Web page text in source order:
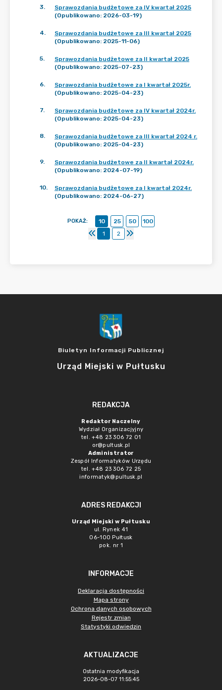
3.
Sprawozdania budżetowe za IV kwartał 2025
(Opublikowano: 2026-03-19)
4.
Sprawozdania budżetowe za III kwartał 2025
(Opublikowano: 2025-11-06)
5.
Sprawozdania budżetowe za II kwartał 2025
(Opublikowano: 2025-07-23)
6.
Sprawozdania budżetowe za I kwartał 2025r.
(Opublikowano: 2025-04-23)
7.
Sprawozdania budżetowe za IV kwartał 2024r.
(Opublikowano: 2025-04-23)
8.
Sprawozdania budżetowe za III kwartał 2024 r.
(Opublikowano: 2025-04-23)
9.
Sprawozdania budżetowe za II kwartał 2024r.
(Opublikowano: 2024-07-19)
10.
Sprawozdania budżetowe za I kwartał 2024r.
(Opublikowano: 2024-06-27)
POKAŻ: 10 25 50
100
1
2
Biuletyn Informacji Publicznej
Urząd Miejski w Pułtusku
REDAKCJA
Redaktor Naczelny
Wydział Organizacjyjny
tel. +48 23 306 72 01
or@pultusk.pl
Administrator
Zespół Informatyków Urzędu
tel. +48 23 306 72 25
informatyk@pultusk.pl
ADRES REDAKCJI
Urząd Miejski w Pułtusku
ul. Rynek 41
06-100 Pułtusk
pok. nr 1
INFORMACJE
Deklaracja dostępności
Mapa strony
Ochrona danych osobowych
Rejestr zmian
Statystyki odwiedzin
AKTUALIZACJE
Ostatnia modyfikacja
2026-08-07 11:55:45